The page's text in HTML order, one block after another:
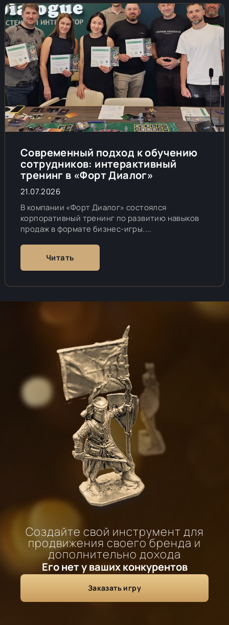
Современный подход к обучению
сотрудников: интерактивный
тренинг в «Форт Диалог»
21.07.2026
В компании «Форт Диалог» состоялся
корпоративный тренинг по развитию навыков
продаж в формате бизнес-игры....
Читать
Создайте свой инструмент для
продвижения своего бренда и
дополнительно дохода
Его нет у ваших конкурентов
Заказать игру